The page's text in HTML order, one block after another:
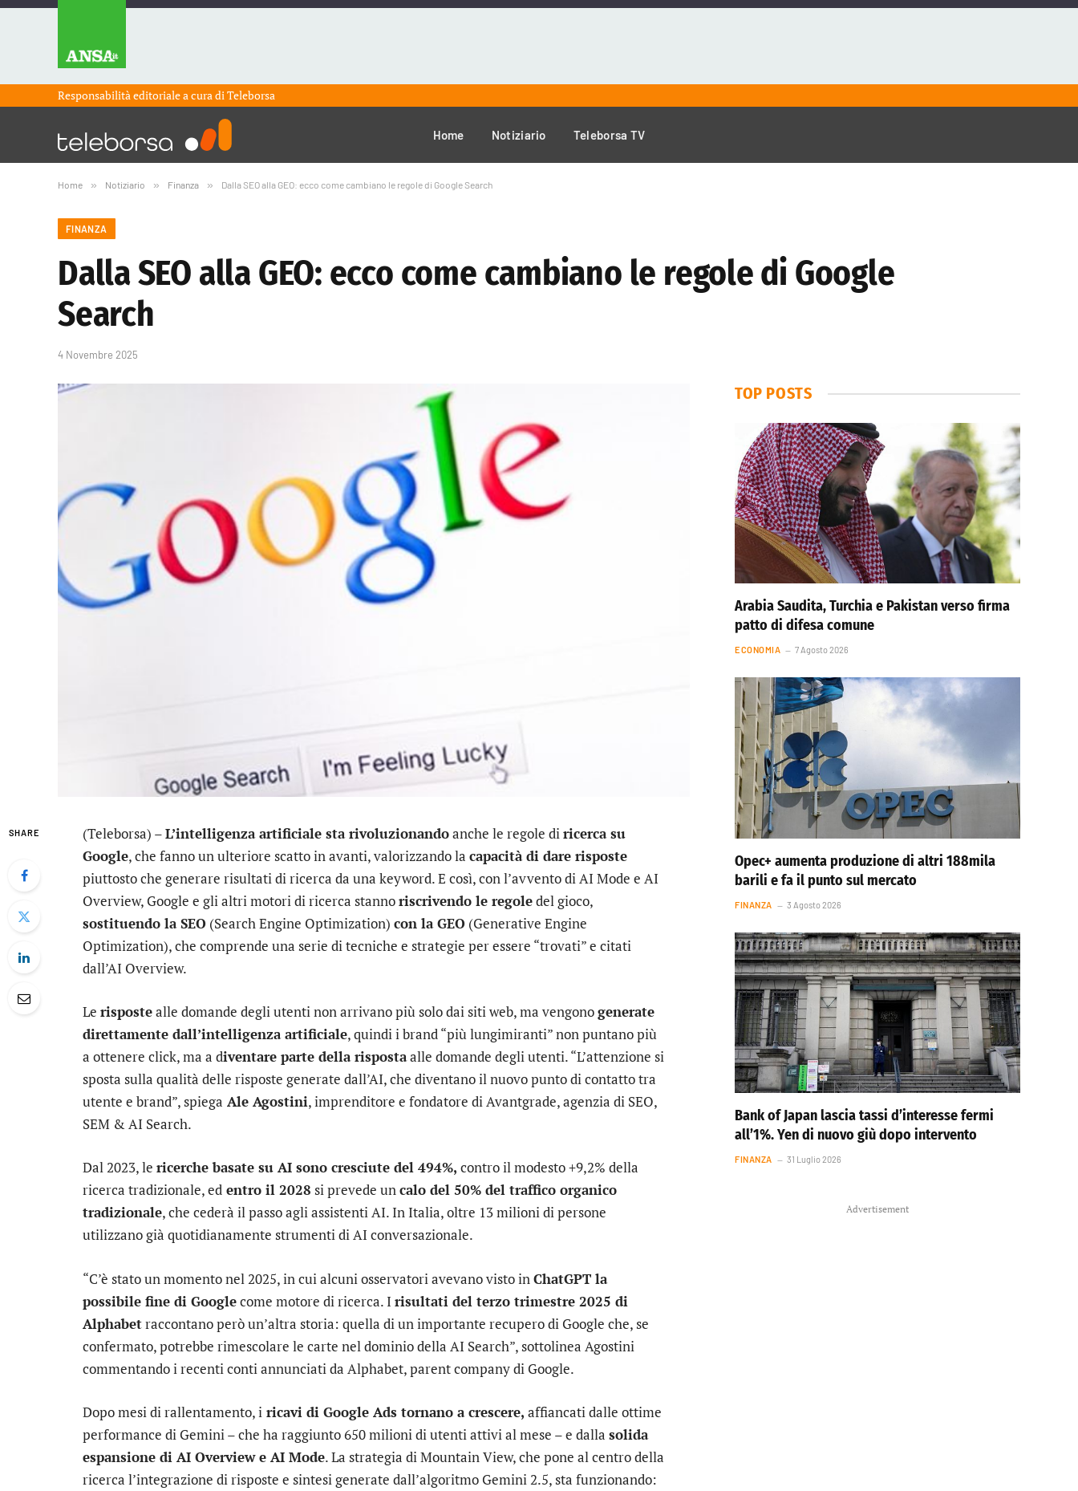
Responsabilità editoriale a cura diTeleborsa
Home Notiziario Teleborsa TV
Home » Notiziario » Finanza » Dalla SEO alla GEO: ecco come cambiano le regole di Google Search
FINANZA
Dalla SEO alla GEO: ecco come cambiano le regole di Google
Search
4 Novembre 2025
SHARE (Teleborsa) –L’intelligenza artificiale sta rivoluzionandoanche le regole diricerca su
Google, che fanno un ulteriore scatto in avanti, valorizzando la capacità di dare risposte
piuttosto che generare risultati di ricerca da una keyword. E così, con l’avvento di AI Mode e AI
Overview, Google e gli altri motori di ricerca stannoriscrivendo le regoledel gioco,
sostituendo la SEO (Search Engine Optimization) con la GEO (Generative Engine
Optimization), che comprende una serie di tecniche e strategie per essere “trovati” e citati
dall’AI Overview.
Le rispostealle domande degli utenti non arrivano più solo dai siti web, ma vengonogenerate
direttamente dall’intelligenza artificiale, quindi i brand “più lungimiranti” non puntano più
a ottenere click, ma a diventare parte della rispostaalle domande degli utenti. “L’attenzione si
sposta sulla qualità delle risposte generate dall’AI, che diventano il nuovo punto di contatto tra
utente e brand”, spiega Ale Agostini, imprenditore e fondatore di Avantgrade, agenzia di SEO,
SEM & AI Search.
Dal 2023, le ricerche basate su AI sono cresciute del 494%, contro il modesto +9,2% della
ricerca tradizionale, ed entro il 2028 si prevede uncalo del 50% del traffico organico
tradizionale, che cederà il passo agli assistenti AI. In Italia, oltre 13 milioni di persone
utilizzano già quotidianamente strumenti di AI conversazionale.
“C’è stato un momento nel 2025, in cui alcuni osservatori avevano visto in ChatGPT la
possibile fine di Googlecome motore di ricerca. I risultati del terzo trimestre 2025 di
Alphabetraccontano però un’altra storia: quella di un importante recupero di Google che, se
confermato, potrebbe rimescolare le carte nel dominio della AI Search”, sottolinea Agostini
commentando i recenti conti annunciati da Alphabet, parent company di Google.
Dopo mesi di rallentamento, i ricavi di Google Ads tornano a crescere, affiancati dalle ottime
performance di Gemini – che ha raggiunto 650 milioni di utenti attivi al mese – e dalla solida
espansione di AI Overview e AI Mode. La strategia di Mountain View, che pone al centro della
ricerca l’integrazione di risposte e sintesi generate dall’algoritmo Gemini 2.5, sta funzionando:
TOP POSTS
Arabia Saudita, Turchia e Pakistan verso firma
patto di difesa comune
ECONOMIA 7 Agosto 2026
Opec+ aumenta produzione di altri 188mila
barili e fa il punto sul mercato
FINANZA 3 Agosto 2026
Bank of Japan lascia tassi d’interesse fermi
all’1%. Yen di nuovo giù dopo intervento
FINANZA 31 Luglio 2026
Advertisement